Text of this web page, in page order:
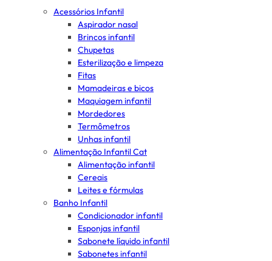
Acessórios Infantil
Aspirador nasal
Brincos infantil
Chupetas
Esterilização e limpeza
Fitas
Mamadeiras e bicos
Maquiagem infantil
Mordedores
Termômetros
Unhas infantil
Alimentação Infantil Cat
Alimentação infantil
Cereais
Leites e fórmulas
Banho Infantil
Condicionador infantil
Esponjas infantil
Sabonete líquido infantil
Sabonetes infantil